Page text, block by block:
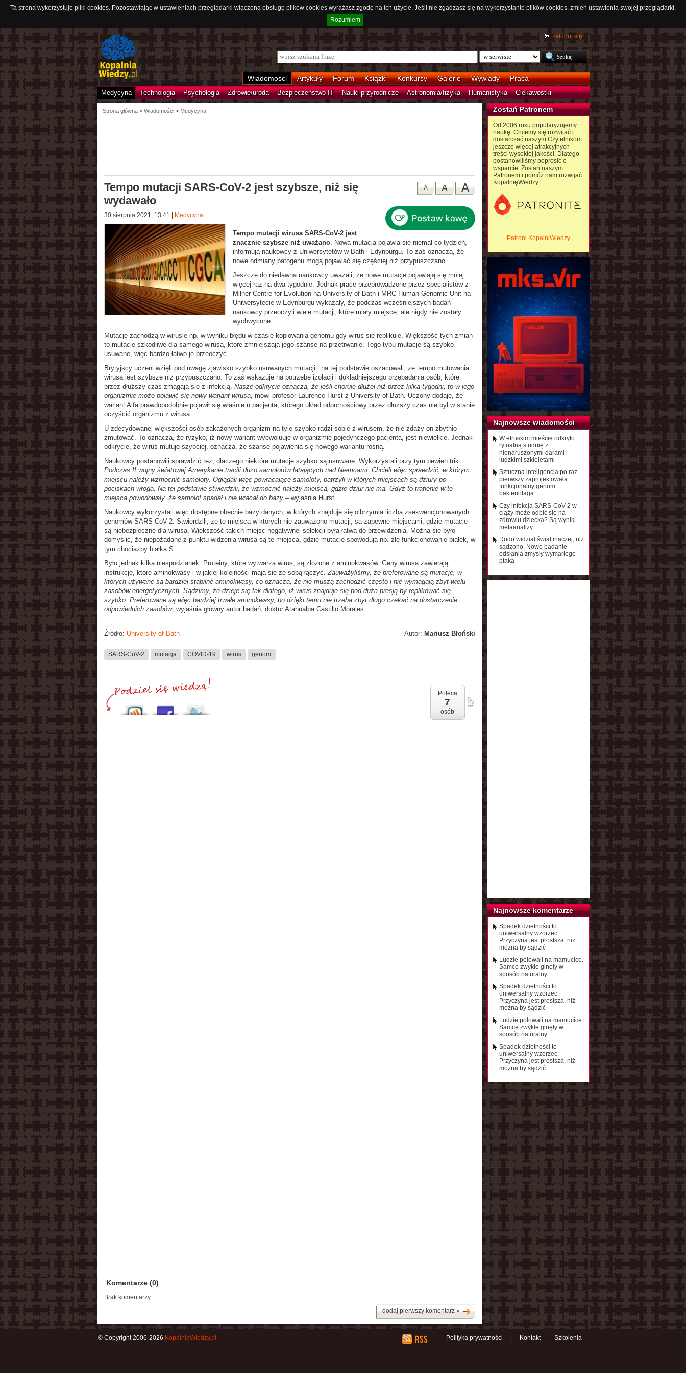
Ta strona wykorzystuje pliki cookies. Pozostawiając w ustawieniach przeglądarki włączoną obsługę plików cookies wyrażasz zgodę na ich użycie. Jeśli nie zgadzasz się na wykorzystanie plików cookies, zmień ustawienia swojej przeglądarki.
Rozumiem
zaloguj się
Wiadomości Artykuły Forum Książki Konkursy Galerie Wywiady Praca
Medycyna Technologia Psychologia Zdrowie/uroda Bezpieczeństwo IT Nauki przyrodnicze Astronomia/fizyka Humanistyka Ciekawostki
Strona główna> Wiadomości > Medycyna
A
A
A
Tempo mutacji SARS-CoV-2 jest szybsze, niż się
wydawało
30 sierpnia 2021, 13:41 Medycyna
Tempo mutacji wirusa SARS-CoV-2 jest
znacznie szybsze niż uważano. Nowa mutacja pojawia się niemal co tydzień,
informują naukowcy z Uniwersytetów w Bath i Edynburgu. To zaś oznacza, że
nowe odmiany patogenu mogą pojawiać się częściej niż przypuszczano.
Jeszcze do niedawna naukowcy uważali, że nowe mutacje pojawiają się mniej
więcej raz na dwa tygodnie. Jednak prace przeprowadzone przez specjalistów z
Milner Centre for Evolution na University of Bath i MRC Human Genomic Unit na
Uniwersytecie w Edynburgu wykazały, że podczas wcześniejszych badań
naukowcy przeoczyli wiele mutacji, które miały miejsce, ale nigdy nie zostały
wychwycone.
Mutacje zachodzą w wirusie np. w wyniku błędu w czasie kopiowania genomu gdy wirus się replikuje. Większość tych zmian
to mutacje szkodliwe dla samego wirusa, które zmniejszają jego szanse na przetrwanie. Tego typu mutacje są szybko
usuwane, więc bardzo łatwo je przeoczyć.
Brytyjscy uczeni wzięli pod uwagę zjawisko szybko usuwanych mutacji i na tej podstawie oszacowali, że tempo mutowania
wirusa jest szybsze niż przypuszczano. To zaś wskazuje na potrzebę izolacji i dokładniejszego przebadania osób, które
przez dłuższy czas zmagają się z infekcją. Nasze odkrycie oznacza, że jeśli choruje dłużej niż przez kilka tygodni, to w jego
organizmie może pojawić się nowy wariant wirusa, mówi profesor Laurence Hurst z University of Bath. Uczony dodaje, że
wariant Alfa prawdopodobnie pojawił się właśnie u pacjenta, którego układ odpornościowy przez dłuższy czas nie był w stanie
oczyścić organizmu z wirusa.
U zdecydowanej większości osób zakażonych organizm na tyle szybko radzi sobie z wirusem, że nie zdąży on zbytnio
zmutować. To oznacza, że ryzyko, iż nowy wariant wyewoluuje w organizmie pojedynczego pacjenta, jest niewielkie. Jednak
odkrycie, że wirus mutuje szybciej, oznacza, że szanse pojawienia się nowego wariantu rosną.
Naukowcy postanowili sprawdzić też, dlaczego niektóre mutacje szybko są usuwane. Wykorzystali przy tym pewien trik.
Podczas II wojny światowej Amerykanie tracili dużo samolotów latających nad Niemcami. Chcieli więc sprawdzić, w którym
miejscu należy wzmocnić samoloty. Oglądali więc powracające samoloty, patrzyli w których miejscach są dziury po
pociskach wroga. Na tej podstawie stwierdzili, że wzmocnić należy miejsca, gdzie dziur nie ma. Gdyż to trafienie w te
miejsca powodowały, że samolot spadał i nie wracał do bazy– wyjaśnia Hurst.
Naukowcy wykorzystali więc dostępne obecnie bazy danych, w których znajduje się olbrzymia liczba zsekwencjonowanych
genomów SARS-CoV-2. Stwierdzili, że te miejsca w których nie zauważono mutacji, są zapewne miejscami, gdzie mutacje
są niebezpieczne dla wirusa. Większość takich miejsc negatywnej selekcji była łatwa do przewidzenia. Można się było
domyślić, że niepożądane z punktu widzenia wirusa są te miejsca, gdzie mutacje spowodują np. złe funkcjonowanie białek, w
tym chociażby białka S.
Było jednak kilka niespodzianek. Proteiny, które wytwarza wirus, są złożone z aminokwasów. Geny wirusa zawierają
instrukcje, które aminokwasy i w jakiej kolejności mają się ze sobą łączyć. Zauważyliśmy, że preferowane są mutacje, w
których używane są bardziej stabilne aminokwasy, co oznacza, że nie muszą zachodzić często i nie wymagają zbyt wielu
zasobów energetycznych. Sądzimy, że dzieje się tak dlatego, iż wirus znajduje się pod duża presją by replikować się
szybko. Preferowane są więc bardziej trwałe aminokwasy, bo dzięki temu nie trzeba zbyt długo czekać na dostarczenie
odpowiednich zasobów, wyjaśnia główny autor badań, doktor Atahualpa Castillo Morales.
Autor: Mariusz Błoński
Źródło: University of Bath
SARS-CoV-2 mutacja COVID-19 wirus genom
Poleca
7
osób
Komentarze (0)
Brak komentarzy
dodaj pierwszy komentarz »
Zostań Patronem
Od 2006 roku popularyzujemy
naukę. Chcemy się rozwijać i
dostarczać naszym Czytelnikom
jeszcze więcej atrakcyjnych
treści wysokiej jakości. Dlatego
postanowiliśmy poprosić o
wsparcie. Zostań naszym
Patronem i pomóż nam rozwijać
KopalnięWiedzy.
Patroni KopalniWiedzy
Najnowsze wiadomości
W etruskim mieście odkryto
rytualną studnię z
nienaruszonymi darami i
ludzkimi szkieletami
Sztuczna inteligencja po raz
pierwszy zaprojektowała
funkcjonalny genom
bakteriofaga
Czy infekcja SARS-CoV-2 w
ciąży może odbić się na
zdrowiu dziecka? Są wyniki
metaanalizy
Dodo widział świat inaczej, niż
sądzono. Nowe badanie
odsłania zmysły wymarłego
ptaka
Najnowsze komentarze
Spadek dzietności to
uniwersalny wzorzec.
Przyczyna jest prostsza, niż
można by sądzić
Ludzie polowali na mamucice.
Samce zwykle ginęły w
sposób naturalny
Spadek dzietności to
uniwersalny wzorzec.
Przyczyna jest prostsza, niż
można by sądzić
Ludzie polowali na mamucice.
Samce zwykle ginęły w
sposób naturalny
Spadek dzietności to
uniwersalny wzorzec.
Przyczyna jest prostsza, niż
można by sądzić
Polityka prywatności Kontakt Szkolenia
© Copyright 2006-2026 KopalniaWiedzy.pl